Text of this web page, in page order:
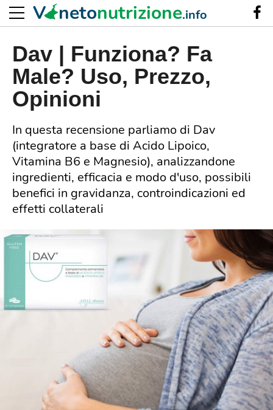
Dav | Funziona? Fa
Male? Uso, Prezzo,
Opinioni
In questa recensione parliamo di Dav
(integratore a base di Acido Lipoico,
Vitamina B6 e Magnesio), analizzandone
ingredienti, efficacia e modo d'uso, possibili
benefici in gravidanza, controindicazioni ed
effetti collaterali
V netonutrizione.info